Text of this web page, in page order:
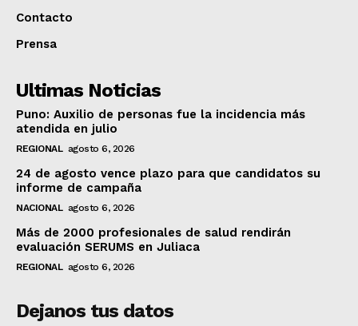
Contacto
Prensa
Ultimas Noticias
Puno: Auxilio de personas fue la incidencia más
atendida en julio
REGIONAL agosto 6, 2026
24 de agosto vence plazo para que candidatos su
informe de campaña
NACIONAL agosto 6, 2026
Más de 2000 profesionales de salud rendirán
evaluación SERUMS en Juliaca
REGIONAL agosto 6, 2026
Dejanos tus datos